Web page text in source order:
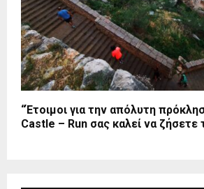
“Έτοιμοι για την απόλυτη
Castle – Run σας καλεί να ζήσετε